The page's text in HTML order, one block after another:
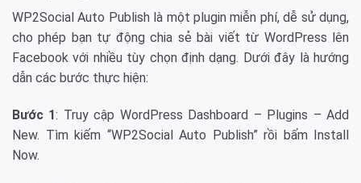
WP2Social Auto Publish là một plugin miễn phí, dễ sử dụng,
cho phép bạn tự động chia sẻ bài viết từ WordPress lên
Facebook với nhiều tùy chọn định dạng. Dưới đây là hướng
dẫn các bước thực hiện:
Bước 1: Truy cập WordPress Dashboard – Plugins – Add
New. Tìm kiếm “WP2Social Auto Publish” rồi bấm Install
Now.